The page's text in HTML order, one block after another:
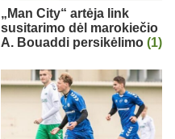
„Man City“ artėja link
susitarimo dėl marokiečio
A. Bouaddi persikėlimo (1)